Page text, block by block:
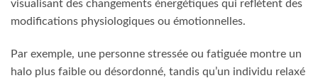
visualisant des changements énergétiques qui reflètent des
modifications physiologiques ou émotionnelles.
Par exemple, une personne stressée ou fatiguée montre un
halo plus faible ou désordonné, tandis qu’un individu relaxé